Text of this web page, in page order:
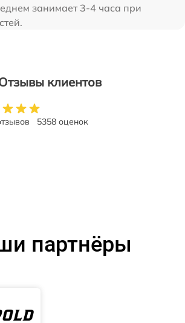
занимает 3-4 часа при
клиентов
5358 оценок
партнёры